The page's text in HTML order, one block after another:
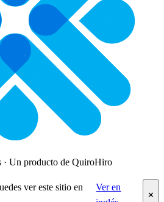
Un producto de QuiroHiro
ver este sitio en
Ver en
✕